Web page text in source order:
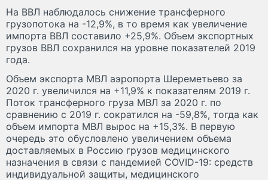
На ВВЛ наблюдалось снижение трансферного
грузопотока на -12,9%, в то время как увеличение
импорта ВВЛ составило +25,9%. Объем экспортных
грузов ВВЛ сохранился на уровне показателей 2019
года.
Объем экспорта МВЛ аэропорта Шереметьево за
2020 г. увеличился на +11,9% к показателям 2019 г.
Поток трансферного груза МВЛ за 2020 г. по
сравнению с 2019 г. сократился на -59,8%, тогда как
объем импорта МВЛ вырос на +15,3%. В первую
очередь это обусловлено увеличением объема
доставляемых в Россию грузов медицинского
назначения в связи с пандемией COVID-19: средств
индивидуальной защиты, медицинского